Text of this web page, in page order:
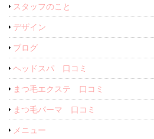
スタッフのこと
デザイン
ブログ
ヘッドスパ 口コミ
まつ毛エクステ 口コミ
まつ毛パーマ 口コミ
メニュー